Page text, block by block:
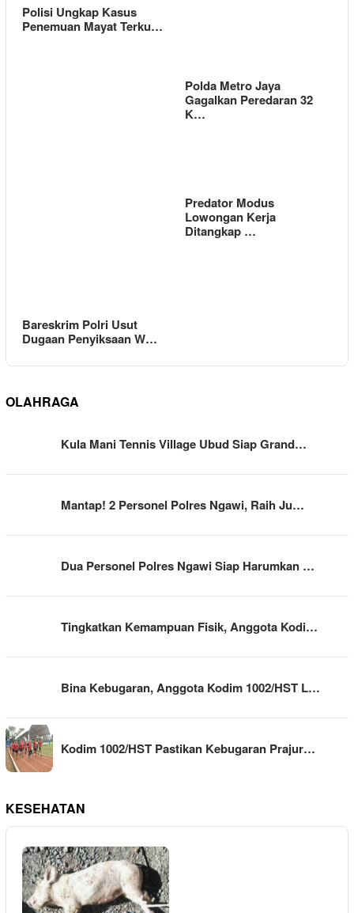
Polisi Ungkap Kasus
Penemuan Mayat Terku…
Polda Metro Jaya
Gagalkan Peredaran 32
K…
Bareskrim Polri Usut
Dugaan Penyiksaan W…
Predator Modus
Lowongan Kerja
Ditangkap …
OLAHRAGA
Kula Mani Tennis Village Ubud Siap Grand…
Mantap! 2 Personel Polres Ngawi, Raih Ju…
Dua Personel Polres Ngawi Siap Harumkan …
Tingkatkan Kemampuan Fisik, Anggota Kodi…
Bina Kebugaran, Anggota Kodim 1002/HST L…
Kodim 1002/HST Pastikan Kebugaran Prajur…
KESEHATAN